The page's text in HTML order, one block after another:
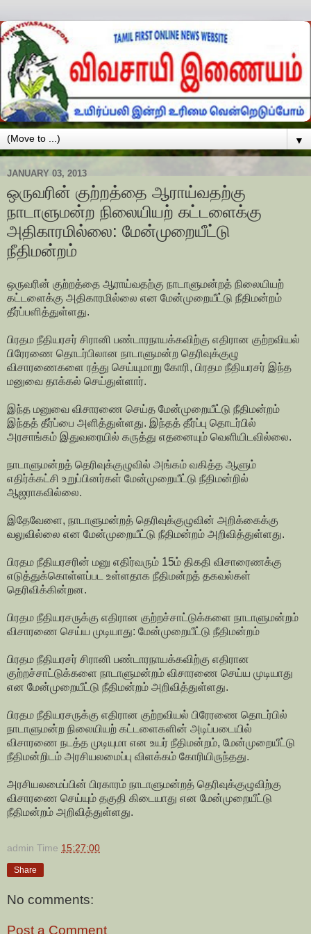
▼
JANUARY 03, 2013
ஒருவரின் குற்றத்தை ஆராய்வதற்கு
நாடாளுமன்ற நிலையியற் கட்டளைக்கு
அதிகாரமில்லை: மேன்முறையீட்டு
நீதிமன்றம்
ஒருவரின் குற்றத்தை ஆராய்வதற்கு நாடாளுமன்றத் நிலையியற்
கட்டளைக்கு அதிகாரமில்லை என மேன்முறையீட்டு நீதிமன்றம்
தீர்ப்பளித்துள்ளது.
பிரதம நீதியரசர் சிரானி பண்டாரநாயக்கவிற்கு எதிரான குற்றவியல்
பிரேரணை தொடர்பிலான நாடாளுமன்ற தெரிவுக்குழு
விசாரணைகளை ரத்து செய்யுமாறு கோரி, பிரதம நீதியரசர் இந்த
மனுவை தாக்கல் செய்துள்ளார்.
இந்த மனுவை விசாரணை செய்த மேன்முறையீட்டு நீதிமன்றம்
இந்தத் தீர்ப்பை அளித்துள்ளது. இந்தத் தீர்ப்பு தொடர்பில்
அரசாங்கம் இதுவரையில் கருத்து எதனையும் வெளியிடவில்லை.
நாடாளுமன்றத் தெரிவுக்குழுவில் அங்கம் வகித்த ஆளும்
எதிர்க்கட்சி உறுப்பினர்கள் மேன்முறையீட்டு நீதிமன்றில்
ஆஜராகவில்லை.
இதேவேளை, நாடாளுமன்றத் தெரிவுக்குழுவின் அறிக்கைக்கு
வலுவில்லை என மேன்முறையீட்டு நீதிமன்றம் அறிவித்துள்ளது.
பிரதம நீதியரசரின் மனு எதிர்வரும் 15ம் திகதி விசாரைணக்கு
எடுத்துக்கொள்ளப்பட உள்ளதாக நீதிமன்றத் தகவல்கள்
தெரிவிக்கின்றன.
பிரதம நீதியரசருக்கு எதிரான குற்றச்சாட்டுக்களை நாடாளுமன்றம்
விசாரணை செய்ய முடியாது: மேன்முறையீட்டு நீதிமன்றம்
பிரதம நீதியரசர் சிரானி பண்டாரநாயக்கவிற்கு எதிரான
குற்றச்சாட்டுக்களை நாடாளுமன்றம் விசாரணை செய்ய முடியாது
என மேன்முறையீட்டு நீதிமன்றம் அறிவித்துள்ளது.
பிரதம நீதியரசருக்கு எதிரான குற்றவியல் பிரேரணை தொடர்பில்
நாடாளுமன்ற நிலையியற் கட்டளைகளின் அடிப்படையில்
விசாரணை நடத்த முடியுமா என உயர் நீதிமன்றம், மேன்முறையீட்டு
நீதிமன்றிடம் அரசியலமைப்பு விளக்கம் கோரியிருந்தது.
அரசியலமைப்பின் பிரகாரம் நாடாளுமன்றத் தெரிவுக்குழுவிற்கு
விசாரணை செய்யும் தகுதி கிடையாது என மேன்முறையீட்டு
நீதிமன்றம் அறிவித்துள்ளது.
admin Time 15:27:00
Share
No comments:
Post a Comment